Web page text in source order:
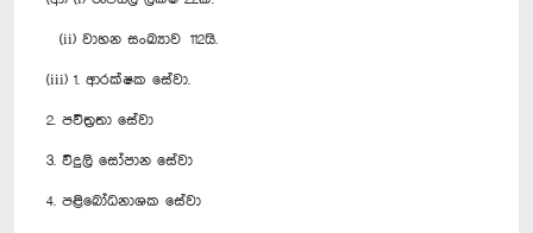
(ii) වාහන සංඛ්‍යාව 112යි.
(iii) 1. ආරක්ෂක සේවා.
2. පවිත්‍රතා සේවා
3. විදුලි සෝපාන සේවා
4. පළිබෝධනාශක සේවා